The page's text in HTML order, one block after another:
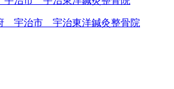
宇治市 宇治東洋鍼灸整骨院